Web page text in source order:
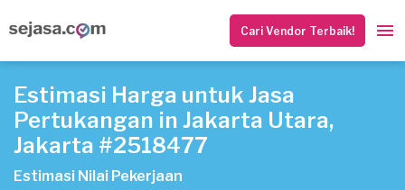
Cari Vendor Terbaik!
Estimasi Harga untuk Jasa
Pertukangan in Jakarta Utara,
Jakarta #2518477
Estimasi Nilai Pekerjaan